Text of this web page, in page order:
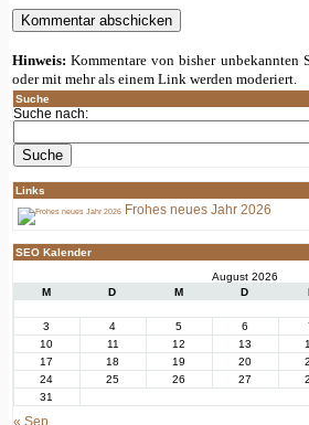
Hinweis: Kommentare von bisher unbekannten
oder mit mehr als einem Link werden moderiert.
Suche
Suche nach:
Links
Frohes neues Jahr 2026
SEO Kalender
August 2026
M
D M D
3
4 5 6
10
11 12 13
17
18 19 20
24
25 26 27
31
« Sep